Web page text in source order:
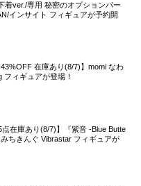
着ver./専用 秘密のオプションパー
インサイト フィギュアが予約開
43%OFF 在庫あり(8/7)】momi なわ
フィギュアが登場！
点在庫あり(8/7)】『紫音 -Blue Butte
ちきんぐ Vibrastar フィギュアが